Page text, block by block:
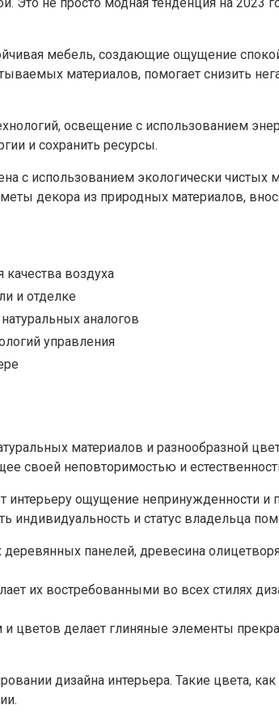
мебель, создающие ощущение
материалов, помогает снизить
освещение с использованием
и сохранить ресурсы.
с использованием экологически чистых
декора из природных материалов,
воздуха
и отделке
аналогов
управления
материалов и разнообразной
своей неповторимостью и
интерьеру ощущение непринужденности и
индивидуальность и статус владельца
панелей, древесина
их востребованными во всех стилях
и цветов делает глиняные элементы
дизайна интерьера. Такие цвета, как